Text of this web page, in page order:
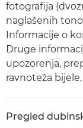
fotografija
naglašenih
Informacije o
Druge
upozorenja,
ravnoteža
Pregled